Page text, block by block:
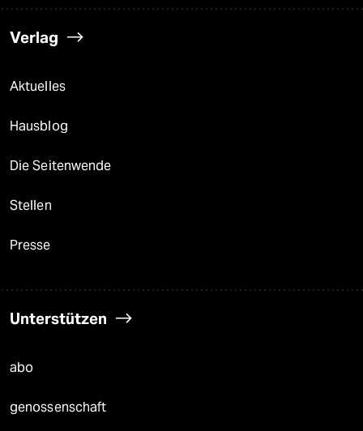
Verlag
Aktuelles
Hausblog
Die Seitenwende
Stellen
Presse
Unterstützen
abo
genossenschaft